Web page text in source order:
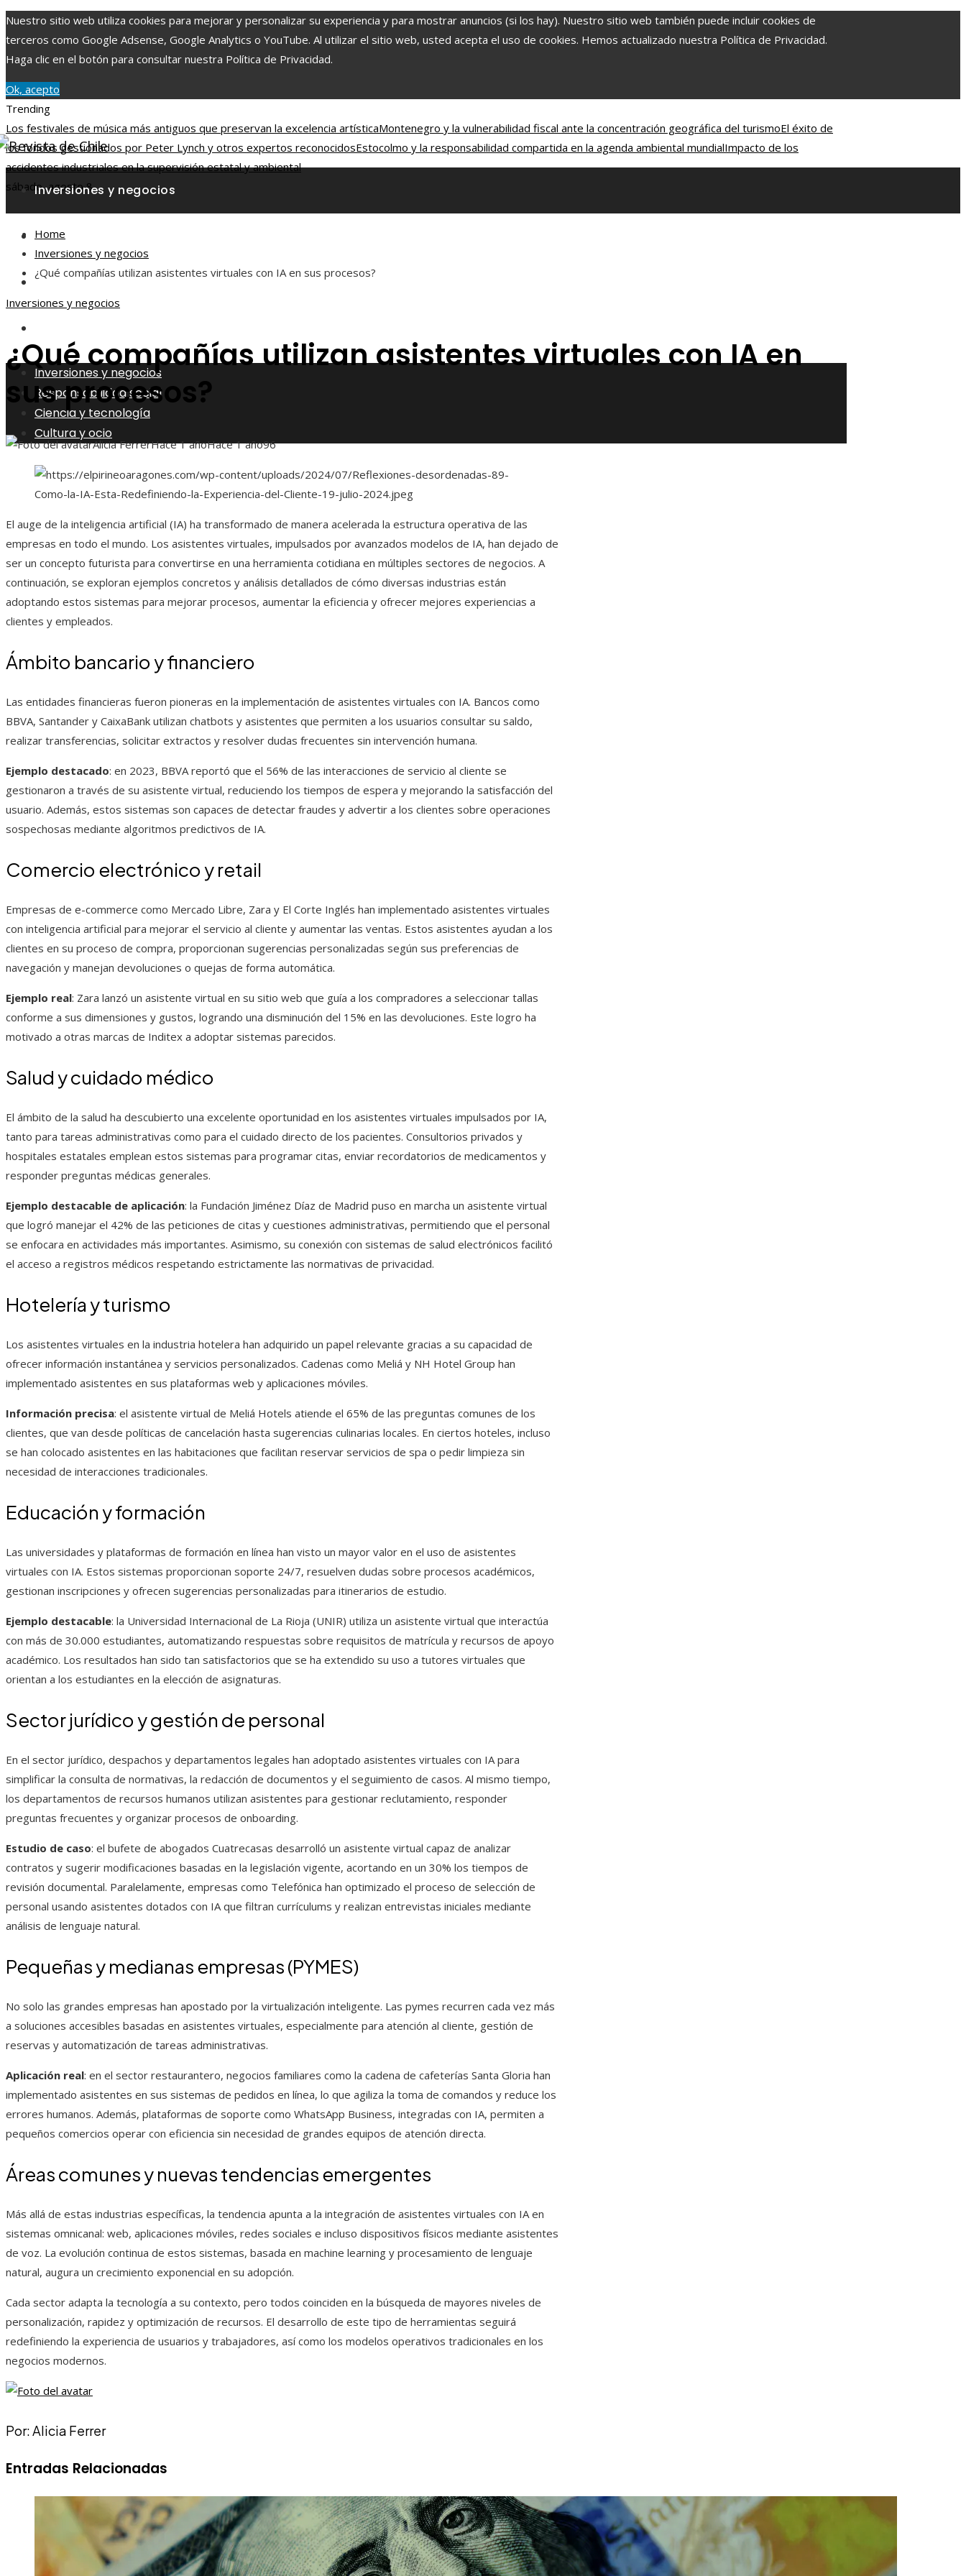
Nuestro sitio web utiliza cookies para mejorar y personalizar su experiencia y para mostrar anuncios (si los hay). Nuestro sitio web también puede incluir cookies de
terceros como Google Adsense, Google Analytics o YouTube. Al utilizar el sitio web, usted acepta el uso de cookies. Hemos actualizado nuestra Política de Privacidad.
Haga clic en el botón para consultar nuestra Política de Privacidad.
Ok, acepto
Trending
Los festivales de música más antiguos que preservan la excelencia artísticaMontenegro y la vulnerabilidad fiscal ante la concentración geográfica del turismoEl éxito de
los fondos gestionados por Peter Lynch y otros expertos reconocidosEstocolmo y la responsabilidad compartida en la agenda ambiental mundialImpacto de los
accidentes industriales en la supervisión estatal y ambiental
sábado, agosto 8
Inversiones y negocios
Responsabilidad social
Ciencia y tecnología
Inversiones y negocios
Responsabilidad social
Ciencia y tecnología
Cultura y ocio
Home
Inversiones y negocios
¿Qué compañías utilizan asistentes virtuales con IA en sus procesos?
Inversiones y negocios
¿Qué compañías utilizan asistentes virtuales con IA en
sus procesos?
Alicia FerrerHace 1 añoHace 1 año96
El auge de la inteligencia artificial (IA) ha transformado de manera acelerada la estructura operativa de las
empresas en todo el mundo. Los asistentes virtuales, impulsados por avanzados modelos de IA, han dejado de
ser un concepto futurista para convertirse en una herramienta cotidiana en múltiples sectores de negocios. A
continuación, se exploran ejemplos concretos y análisis detallados de cómo diversas industrias están
adoptando estos sistemas para mejorar procesos, aumentar la eficiencia y ofrecer mejores experiencias a
clientes y empleados.
Ámbito bancario y financiero
Las entidades financieras fueron pioneras en la implementación de asistentes virtuales con IA. Bancos como
BBVA, Santander y CaixaBank utilizan chatbots y asistentes que permiten a los usuarios consultar su saldo,
realizar transferencias, solicitar extractos y resolver dudas frecuentes sin intervención humana.
Ejemplo destacado: en 2023, BBVA reportó que el 56% de las interacciones de servicio al cliente se
gestionaron a través de su asistente virtual, reduciendo los tiempos de espera y mejorando la satisfacción del
usuario. Además, estos sistemas son capaces de detectar fraudes y advertir a los clientes sobre operaciones
sospechosas mediante algoritmos predictivos de IA.
Comercio electrónico y retail
Empresas de e-commerce como Mercado Libre, Zara y El Corte Inglés han implementado asistentes virtuales
con inteligencia artificial para mejorar el servicio al cliente y aumentar las ventas. Estos asistentes ayudan a los
clientes en su proceso de compra, proporcionan sugerencias personalizadas según sus preferencias de
navegación y manejan devoluciones o quejas de forma automática.
Ejemplo real: Zara lanzó un asistente virtual en su sitio web que guía a los compradores a seleccionar tallas
conforme a sus dimensiones y gustos, logrando una disminución del 15% en las devoluciones. Este logro ha
motivado a otras marcas de Inditex a adoptar sistemas parecidos.
Salud y cuidado médico
El ámbito de la salud ha descubierto una excelente oportunidad en los asistentes virtuales impulsados por IA,
tanto para tareas administrativas como para el cuidado directo de los pacientes. Consultorios privados y
hospitales estatales emplean estos sistemas para programar citas, enviar recordatorios de medicamentos y
responder preguntas médicas generales.
Ejemplo destacable de aplicación: la Fundación Jiménez Díaz de Madrid puso en marcha un asistente virtual
que logró manejar el 42% de las peticiones de citas y cuestiones administrativas, permitiendo que el personal
se enfocara en actividades más importantes. Asimismo, su conexión con sistemas de salud electrónicos facilitó
el acceso a registros médicos respetando estrictamente las normativas de privacidad.
Hotelería y turismo
Los asistentes virtuales en la industria hotelera han adquirido un papel relevante gracias a su capacidad de
ofrecer información instantánea y servicios personalizados. Cadenas como Meliá y NH Hotel Group han
implementado asistentes en sus plataformas web y aplicaciones móviles.
Información precisa: el asistente virtual de Meliá Hotels atiende el 65% de las preguntas comunes de los
clientes, que van desde políticas de cancelación hasta sugerencias culinarias locales. En ciertos hoteles, incluso
se han colocado asistentes en las habitaciones que facilitan reservar servicios de spa o pedir limpieza sin
necesidad de interacciones tradicionales.
Educación y formación
Las universidades y plataformas de formación en línea han visto un mayor valor en el uso de asistentes
virtuales con IA. Estos sistemas proporcionan soporte 24/7, resuelven dudas sobre procesos académicos,
gestionan inscripciones y ofrecen sugerencias personalizadas para itinerarios de estudio.
Ejemplo destacable: la Universidad Internacional de La Rioja (UNIR) utiliza un asistente virtual que interactúa
con más de 30.000 estudiantes, automatizando respuestas sobre requisitos de matrícula y recursos de apoyo
académico. Los resultados han sido tan satisfactorios que se ha extendido su uso a tutores virtuales que
orientan a los estudiantes en la elección de asignaturas.
Sector jurídico y gestión de personal
En el sector jurídico, despachos y departamentos legales han adoptado asistentes virtuales con IA para
simplificar la consulta de normativas, la redacción de documentos y el seguimiento de casos. Al mismo tiempo,
los departamentos de recursos humanos utilizan asistentes para gestionar reclutamiento, responder
preguntas frecuentes y organizar procesos de onboarding.
Estudio de caso: el bufete de abogados Cuatrecasas desarrolló un asistente virtual capaz de analizar
contratos y sugerir modificaciones basadas en la legislación vigente, acortando en un 30% los tiempos de
revisión documental. Paralelamente, empresas como Telefónica han optimizado el proceso de selección de
personal usando asistentes dotados con IA que filtran currículums y realizan entrevistas iniciales mediante
análisis de lenguaje natural.
Pequeñas y medianas empresas (PYMES)
No solo las grandes empresas han apostado por la virtualización inteligente. Las pymes recurren cada vez más
a soluciones accesibles basadas en asistentes virtuales, especialmente para atención al cliente, gestión de
reservas y automatización de tareas administrativas.
Aplicación real: en el sector restaurantero, negocios familiares como la cadena de cafeterías Santa Gloria han
implementado asistentes en sus sistemas de pedidos en línea, lo que agiliza la toma de comandos y reduce los
errores humanos. Además, plataformas de soporte como WhatsApp Business, integradas con IA, permiten a
pequeños comercios operar con eficiencia sin necesidad de grandes equipos de atención directa.
Áreas comunes y nuevas tendencias emergentes
Más allá de estas industrias específicas, la tendencia apunta a la integración de asistentes virtuales con IA en
sistemas omnicanal: web, aplicaciones móviles, redes sociales e incluso dispositivos físicos mediante asistentes
de voz. La evolución continua de estos sistemas, basada en machine learning y procesamiento de lenguaje
natural, augura un crecimiento exponencial en su adopción.
Cada sector adapta la tecnología a su contexto, pero todos coinciden en la búsqueda de mayores niveles de
personalización, rapidez y optimización de recursos. El desarrollo de este tipo de herramientas seguirá
redefiniendo la experiencia de usuarios y trabajadores, así como los modelos operativos tradicionales en los
negocios modernos.
Por: Alicia Ferrer
Entradas Relacionadas